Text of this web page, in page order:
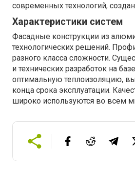
современных технологий,
Характеристики систем
Фасадные конструкции из
технологических решений.
разного класса сложности.
и технических разработок на
оптимальную теплоизоляцию,
конца срока эксплуатации.
широко используются во всем